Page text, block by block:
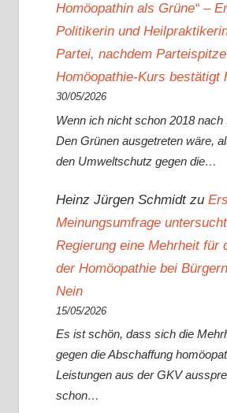
Homöopathin als Grüne“ –
Politikerin und
Partei, nachdem
Homöopathie-Kurs bestätigt
30/05/2026
Wenn ich nicht schon 2018 nach
Den Grünen ausgetreten wäre,
den Umweltschutz gegen die…
Heinz Jürgen Schmidtzu
Meinungsumfrage
Regierung eine Mehrheit für
der Homöopathie bei
Nein
15/05/2026
Es ist schön, dass sich die
gegen die Abschaffung
Leistungen aus der GKV
schon…